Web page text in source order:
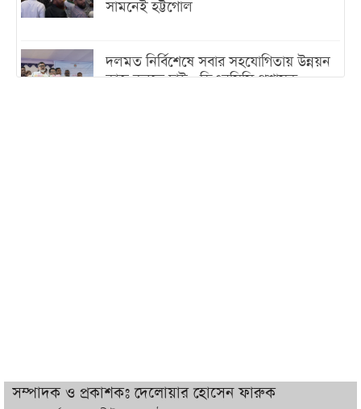
সামনেই হট্টগোল
দলমত নির্বিশেষে সবার সহযোগিতায় উন্নয়ন
কাজ করতে চাই : ডিএনসিসি প্রশাসক
সম্পাদক ও প্রকাশকঃ দেলোয়ার হোসেন ফারুক